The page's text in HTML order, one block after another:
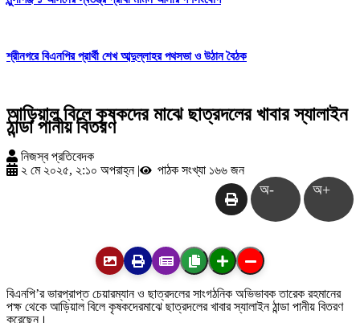
শ্রীনগরে বিএনপির প্রার্থী শেখ আব্দুল্লাহর পথসভা ও উঠান বৈঠক
আড়িয়াল বিলে কৃষকদের মাঝে ছাত্রদলের খাবার স্যালাইন
ঠান্ডা পানীয় বিতরণ
নিজস্ব প্রতিবেদক
২ মে ২০২৫, ২:১০ অপরাহ্ন | পাঠক সংখ্যা ১৬৬ জন
অ- অ+
বিএনপি’র ভারপ্রাপ্ত চেয়ারম্যান ও ছাত্রদলের সাংগঠনিক অভিভাবক তারেক রহমানের
পক্ষ থেকে আড়িয়াল বিলে কৃষকদেরমাঝে ছাত্রদলের খাবার স্যালাইন ঠান্ডা পানীয় বিতরণ
করেছেন।